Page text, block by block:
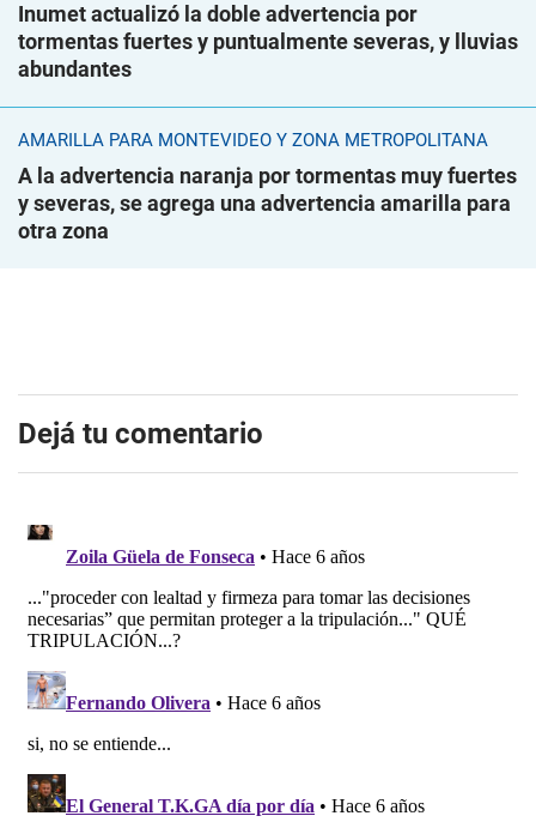
Inumet actualizó la doble advertencia por
tormentas fuertes y puntualmente severas, y lluvias
abundantes
AMARILLA PARA MONTEVIDEO Y ZONA METROPOLITANA
A la advertencia naranja por tormentas muy fuertes
y severas, se agrega una advertencia amarilla para
otra zona
Dejá tu comentario